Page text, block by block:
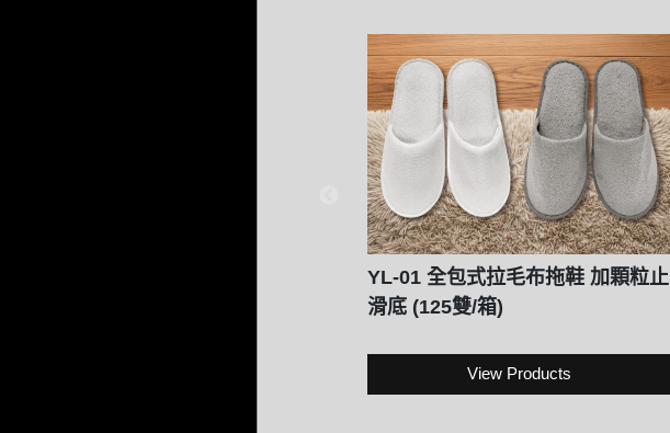
YL-01 全包式拉毛布拖鞋 加顆粒止
滑底 (125雙/箱)
View Products